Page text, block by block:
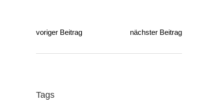
voriger Beitrag nächster Beitrag
Tags